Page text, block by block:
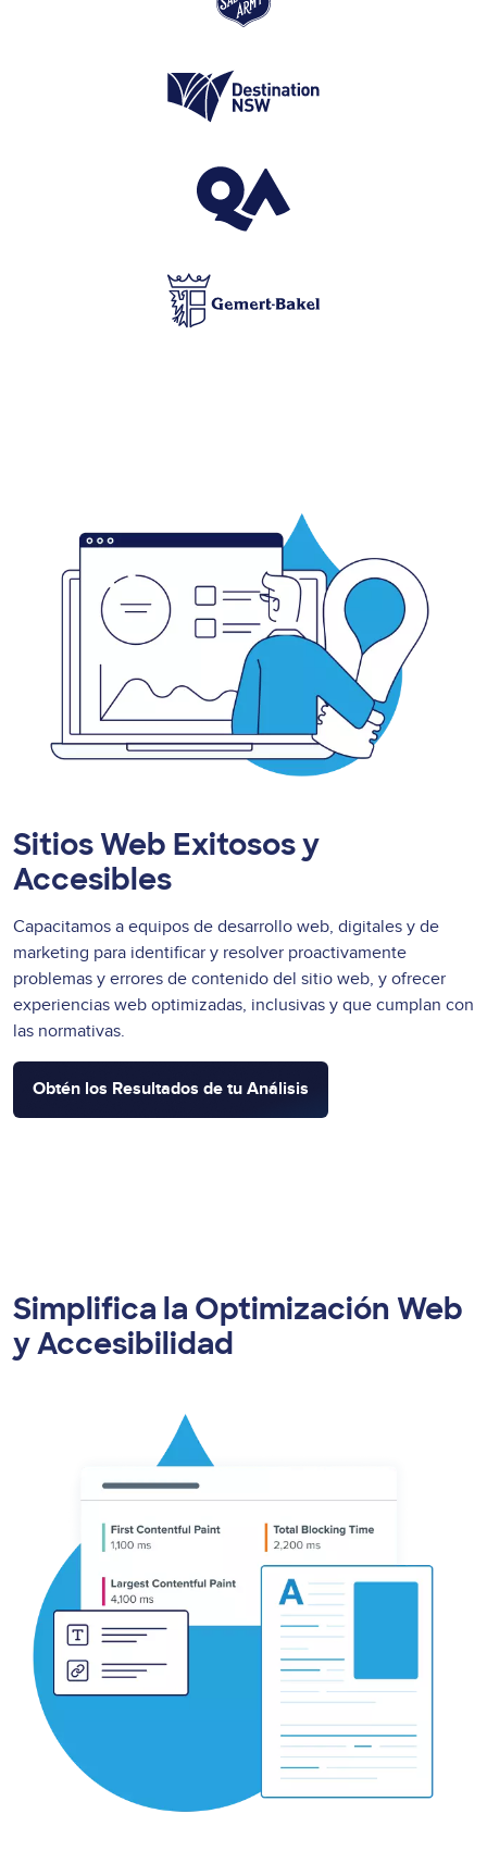
Sitios Web Exitosos y
Accesibles
Capacitamos a equipos de desarrollo web, digitales y de
marketing para identificar y resolver proactivamente
problemas y errores de contenido del sitio web, y ofrecer
experiencias web optimizadas, inclusivas y que cumplan con
las normativas.
Obtén los Resultados de tu Análisis
Simplifica la Optimización Web
y Accesibilidad